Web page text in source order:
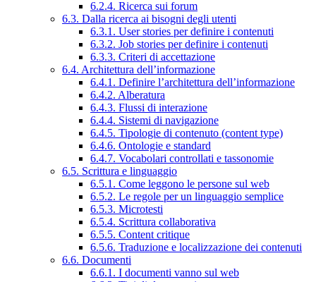
6.2.4. Ricerca sui forum
6.3. Dalla ricerca ai bisogni degli utenti
6.3.1. User stories per definire i contenuti
6.3.2. Job stories per definire i contenuti
6.3.3. Criteri di accettazione
6.4. Architettura dell’informazione
6.4.1. Definire l’architettura dell’informazione
6.4.2. Alberatura
6.4.3. Flussi di interazione
6.4.4. Sistemi di navigazione
6.4.5. Tipologie di contenuto (content type)
6.4.6. Ontologie e standard
6.4.7. Vocabolari controllati e tassonomie
6.5. Scrittura e linguaggio
6.5.1. Come leggono le persone sul web
6.5.2. Le regole per un linguaggio semplice
6.5.3. Microtesti
6.5.4. Scrittura collaborativa
6.5.5. Content critique
6.5.6. Traduzione e localizzazione dei contenuti
6.6. Documenti
6.6.1. I documenti vanno sul web